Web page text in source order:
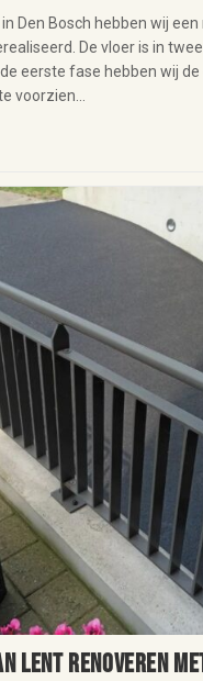
in Den Bosch hebben wij
De vloer is in
eerste fase hebben wij de
voorzien…
Lent renoveren